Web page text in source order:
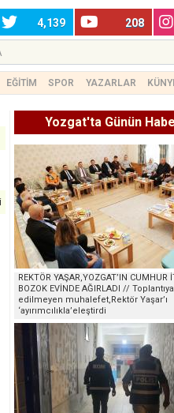
4,139 208
EĞİTİM SPOR YAZARLAR
Yozgat'ta Günün
REKTÖR YAŞAR,YOZGAT’IN CUMHUR
BOZOK EVİNDE AĞIRLADI //
edilmeyen muhalefet,Rektör Yaşar’ı
‘ayırımcılıkla’eleştirdi